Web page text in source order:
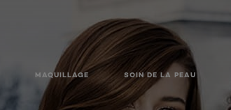
MAQUILLAGE SOIN DE LA PEAU